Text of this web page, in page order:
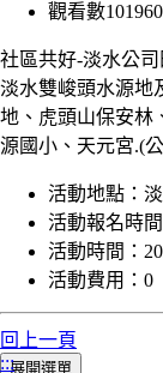
觀看數
社區共好-淡水公
淡水雙峻頭水源地
地、虎頭山保安林
源國小、天元宮.(
活動地點：
活動報名時間
活動時間：
活動費用： 0
回上一頁
:::展開選單